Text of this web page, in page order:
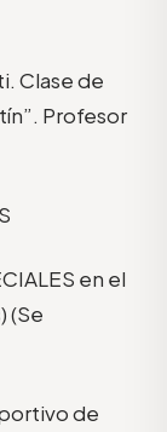
Clase de
Profesor
en el
(Se
de